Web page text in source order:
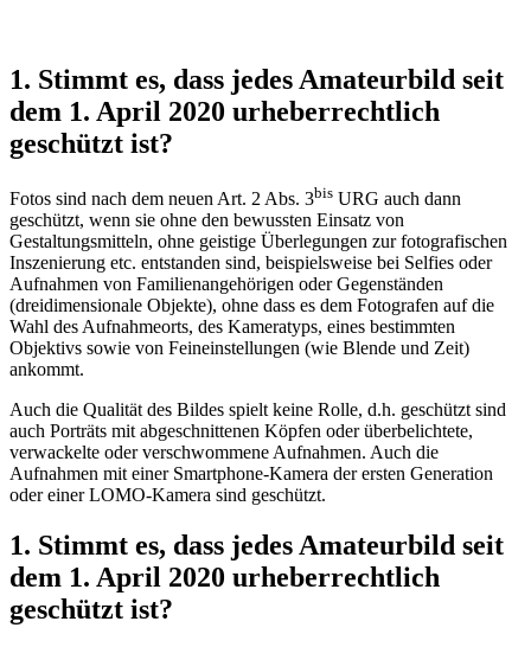
1. Stimmt es, dass jedes Amateurbild seit
dem 1. April 2020 urheberrechtlich
geschützt ist?
Fotos sind nach dem neuen Art. 2 Abs. 3bis URG auch dann
geschützt, wenn sie ohne den bewussten Einsatz von
Gestaltungsmitteln, ohne geistige Überlegungen zur fotografischen
Inszenierung etc. entstanden sind, beispielsweise bei Selfies oder
Aufnahmen von Familienangehörigen oder Gegenständen
(dreidimensionale Objekte), ohne dass es dem Fotografen auf die
Wahl des Aufnahmeorts, des Kameratyps, eines bestimmten
Objektivs sowie von Feineinstellungen (wie Blende und Zeit)
ankommt.
Auch die Qualität des Bildes spielt keine Rolle, d.h. geschützt sind
auch Porträts mit abgeschnittenen Köpfen oder überbelichtete,
verwackelte oder verschwommene Aufnahmen. Auch die
Aufnahmen mit einer Smartphone-Kamera der ersten Generation
oder einer LOMO-Kamera sind geschützt.
1. Stimmt es, dass jedes Amateurbild seit
dem 1. April 2020 urheberrechtlich
geschützt ist?